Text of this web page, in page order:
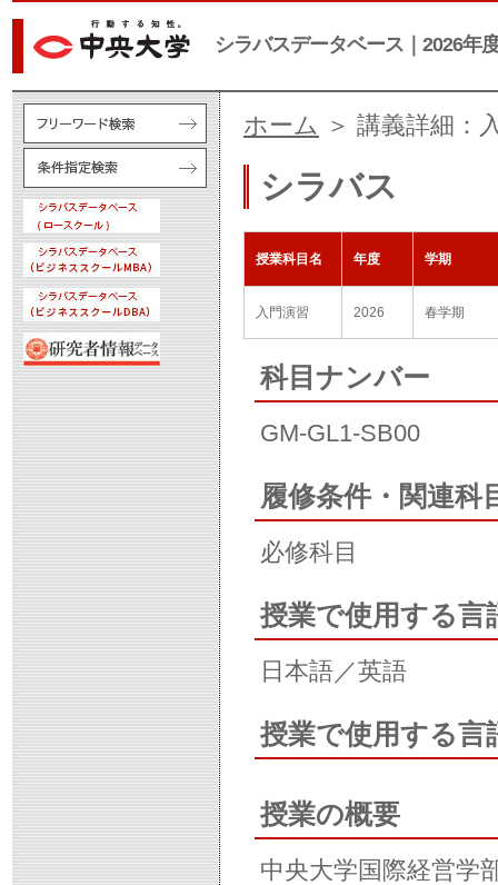
シラバスデータベース｜2026年
ホーム ＞ 講義詳細：
シラバス
授業科目名 年度 学期
入門演習 2026 春学期
科目ナンバー
GM-GL1-SB00
履修条件・関連科
必修科目
授業で使用する言
日本語／英語
授業で使用する言
授業の概要
中央大学国際経営学